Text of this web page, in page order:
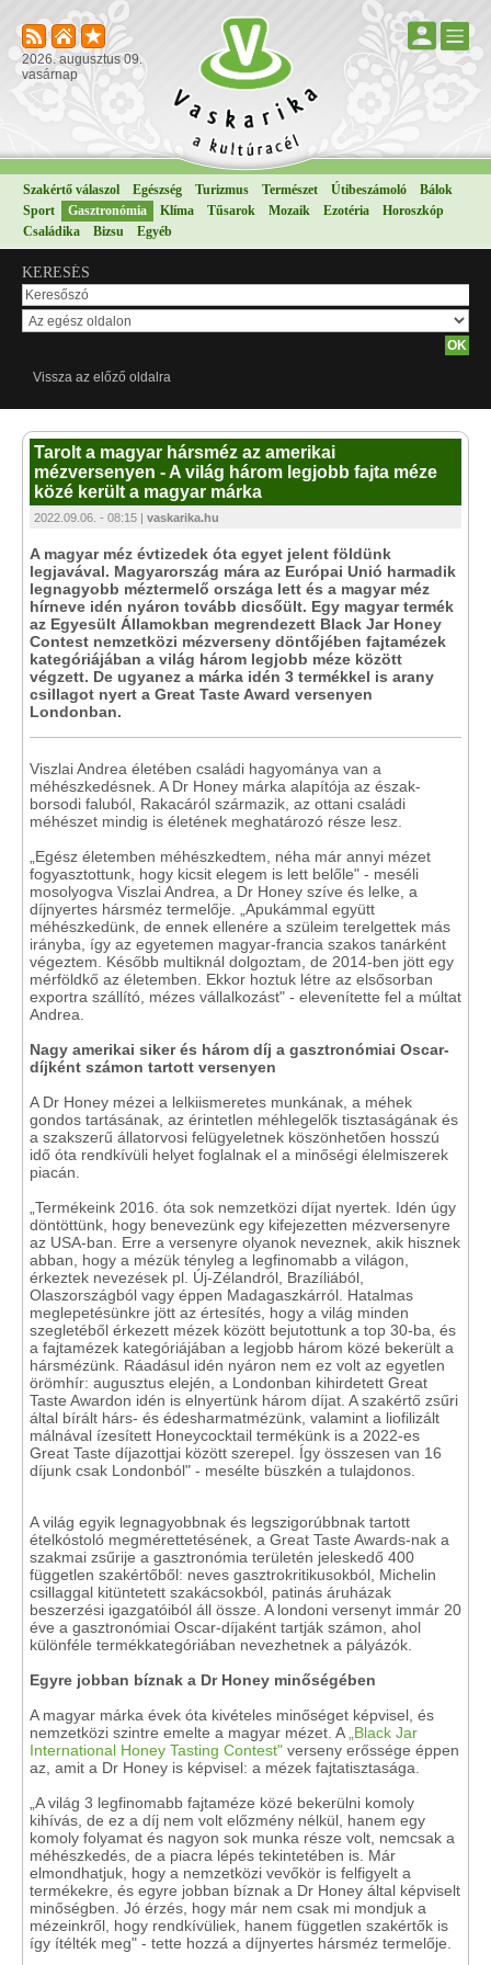
2026. augusztus 09.
vasárnap
Szakértő válaszol Egészség Turizmus Természet Útibeszámoló
Bálok
Sport
Gasztronómia Klíma Tűsarok Mozaik Ezotéria
Horoszkóp
Családika
Bizsu Egyéb
KERESÉS
Vissza az előző oldalra
Tarolt a magyar hársméz az amerikai
mézversenyen - A világ három legjobb fajta méze
közé került a magyar márka
2022.09.06. - 08:15 | vaskarika.hu
A magyar méz évtizedek óta egyet jelent földünk
legjavával. Magyarország mára az Európai Unió harmadik
legnagyobb méztermelő országa lett és a magyar méz
hírneve idén nyáron tovább dicsőült. Egy magyar termék
az Egyesült Államokban megrendezett Black Jar Honey
Contest nemzetközi mézverseny döntőjében fajtamézek
kategóriájában a világ három legjobb méze között
végzett. De ugyanez a márka idén 3 termékkel is arany
csillagot nyert a Great Taste Award versenyen
Londonban.
Viszlai Andrea életében családi hagyománya van a
méhészkedésnek. A Dr Honey márka alapítója az észak-
borsodi faluból, Rakacáról származik, az ottani családi
méhészet mindig is életének meghatározó része lesz.
„Egész életemben méhészkedtem, néha már annyi mézet
fogyasztottunk, hogy kicsit elegem is lett belőle" - meséli
mosolyogva Viszlai Andrea, a Dr Honey szíve és lelke, a
díjnyertes hársméz termelője. „Apukámmal együtt
méhészkedünk, de ennek ellenére a szüleim terelgettek más
irányba, így az egyetemen magyar-francia szakos tanárként
végeztem. Később multiknál dolgoztam, de 2014-ben jött egy
mérföldkő az életemben. Ekkor hoztuk létre az elsősorban
exportra szállító, mézes vállalkozást" - elevenítette fel a múltat
Andrea.
Nagy amerikai siker és három díj a gasztronómiai Oscar-
díjként számon tartott versenyen
A Dr Honey mézei a lelkiismeretes munkának, a méhek
gondos tartásának, az érintetlen méhlegelők tisztaságának és
a szakszerű állatorvosi felügyeletnek köszönhetően hosszú
idő óta rendkívüli helyet foglalnak el a minőségi élelmiszerek
piacán.
„Termékeink 2016. óta sok nemzetközi díjat nyertek. Idén úgy
döntöttünk, hogy benevezünk egy kifejezetten mézversenyre
az USA-ban. Erre a versenyre olyanok neveznek, akik hisznek
abban, hogy a mézük tényleg a legfinomabb a világon,
érkeztek nevezések pl. Új-Zélandról, Brazíliából,
Olaszországból vagy éppen Madagaszkárról. Hatalmas
meglepetésünkre jött az értesítés, hogy a világ minden
szegletéből érkezett mézek között bejutottunk a top 30-ba, és
a fajtamézek kategóriájában a legjobb három közé bekerült a
hársmézünk. Ráadásul idén nyáron nem ez volt az egyetlen
örömhír: augusztus elején, a Londonban kihirdetett Great
Taste Awardon idén is elnyertünk három díjat. A szakértő zsűri
által bírált hárs- és édesharmatmézünk, valamint a liofilizált
málnával ízesített Honeycocktail termékünk is a 2022-es
Great Taste díjazottjai között szerepel. Így összesen van 16
díjunk csak Londonból" - mesélte büszkén a tulajdonos.
A világ egyik legnagyobbnak és legszigorúbbnak tartott
ételkóstoló megmérettetésének, a Great Taste Awards-nak a
szakmai zsűrije a gasztronómia területén jeleskedő 400
független szakértőből: neves gasztrokritikusokból, Michelin
csillaggal kitüntetett szakácsokból, patinás áruházak
beszerzési igazgatóiból áll össze. A londoni versenyt immár 20
éve a gasztronómiai Oscar-díjaként tartják számon, ahol
különféle termékkategóriában nevezhetnek a pályázók.
Egyre jobban bíznak a Dr Honey minőségében
A magyar márka évek óta kivételes minőséget képvisel, és
nemzetközi szintre emelte a magyar mézet. A „Black Jar
International Honey Tasting Contest" verseny erőssége éppen
az, amit a Dr Honey is képvisel: a mézek fajtatisztasága.
„A világ 3 legfinomabb fajtaméze közé bekerülni komoly
kihívás, de ez a díj nem volt előzmény nélkül, hanem egy
komoly folyamat és nagyon sok munka része volt, nemcsak a
méhészkedés, de a piacra lépés tekintetében is. Már
elmondhatjuk, hogy a nemzetközi vevőkör is felfigyelt a
termékekre, és egyre jobban bíznak a Dr Honey által képviselt
minőségben. Jó érzés, hogy már nem csak mi mondjuk a
mézeinkről, hogy rendkívüliek, hanem független szakértők is
így ítélték meg" - tette hozzá a díjnyertes hársméz termelője.